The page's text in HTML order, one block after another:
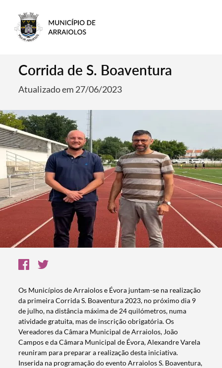
Corrida de S. Boaventura
Atualizado em 27/06/2023
Os Municípios de Arraiolos e Évora juntam-se na realização
da primeira Corrida S. Boaventura 2023, no próximo dia 9
de julho, na distância máxima de 24 quilómetros, numa
atividade gratuita, mas de inscrição obrigatória. Os
Vereadores da Câmara Municipal de Arraiolos, João
Campos e da Câmara Municipal de Évora, Alexandre Varela
reuniram para preparar a realização desta iniciativa.
Inserida na programação do evento Arraiolos S. Boaventura,